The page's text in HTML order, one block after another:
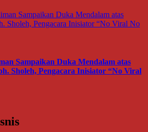
Sampaikan Duka Mendalam atas
Sholeh, Pengacara Inisiator “No Viral